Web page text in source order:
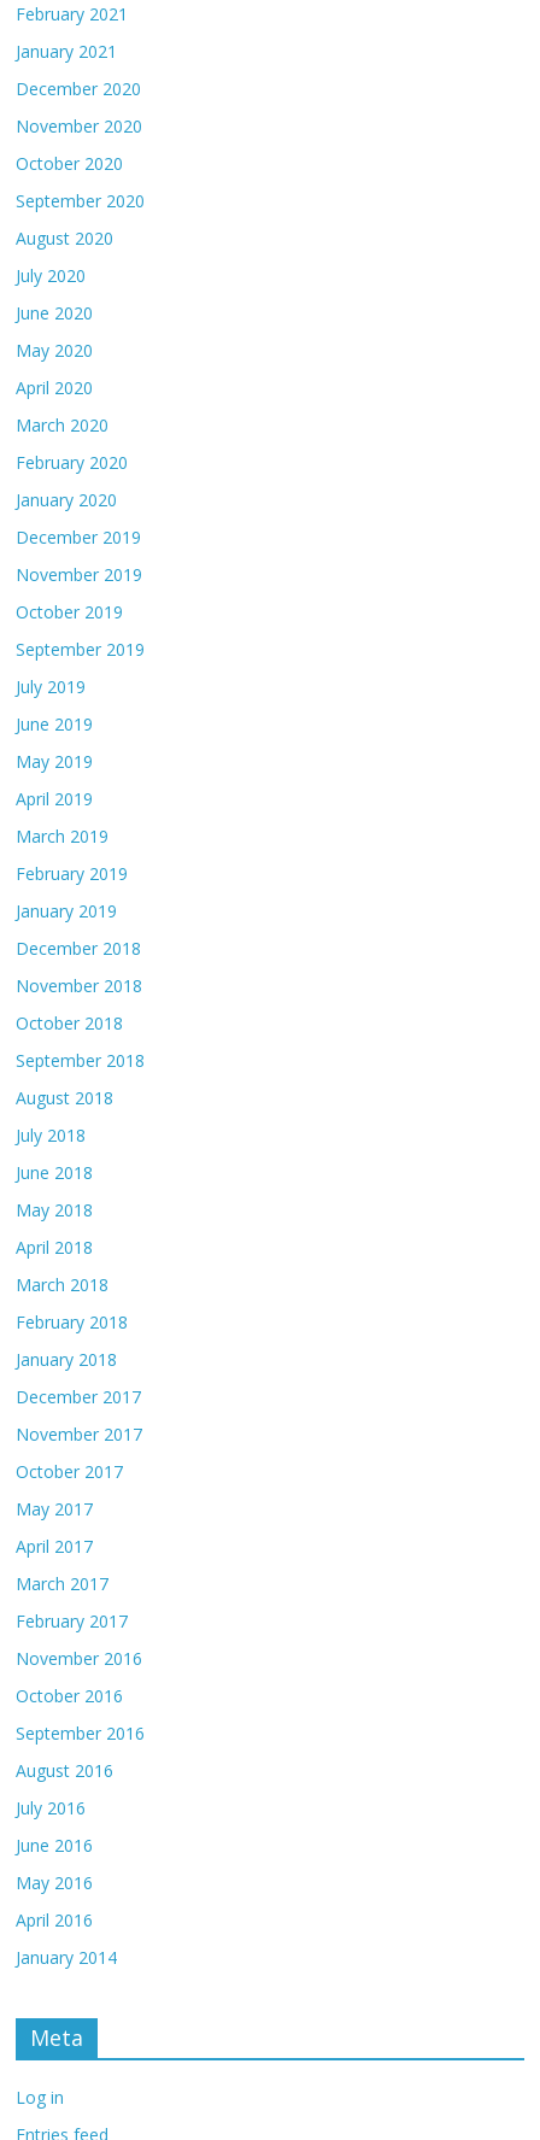
February 2021
January 2021
December 2020
November 2020
October 2020
September 2020
August 2020
July 2020
June 2020
May 2020
April 2020
March 2020
February 2020
January 2020
December 2019
November 2019
October 2019
September 2019
July 2019
June 2019
May 2019
April 2019
March 2019
February 2019
January 2019
December 2018
November 2018
October 2018
September 2018
August 2018
July 2018
June 2018
May 2018
April 2018
March 2018
February 2018
January 2018
December 2017
November 2017
October 2017
May 2017
April 2017
March 2017
February 2017
November 2016
October 2016
September 2016
August 2016
July 2016
June 2016
May 2016
April 2016
January 2014
Meta
Log in
Entries feed